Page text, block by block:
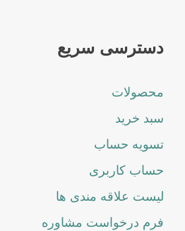
دسترسی سریع
محصولات
سبد خرید
تسویه حساب
حساب کاربری
لیست علاقه مندی ها
فرم درخواست مشاوره